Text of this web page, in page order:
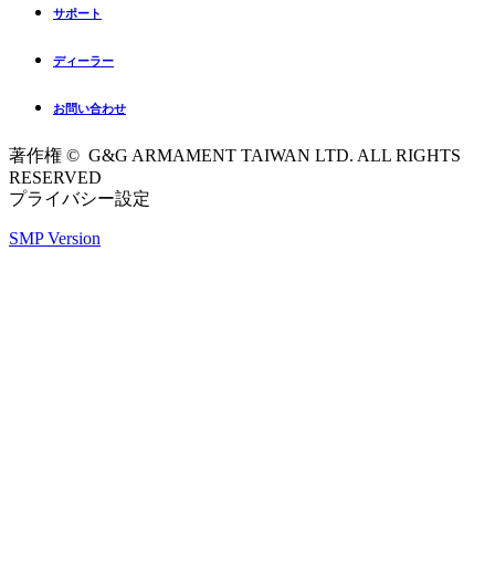
サポート
ディーラー
お問い合わせ
著作権 © G&G ARMAMENT TAIWAN LTD. ALL RIGHTS
RESERVED
プライバシー設定
SMP Version